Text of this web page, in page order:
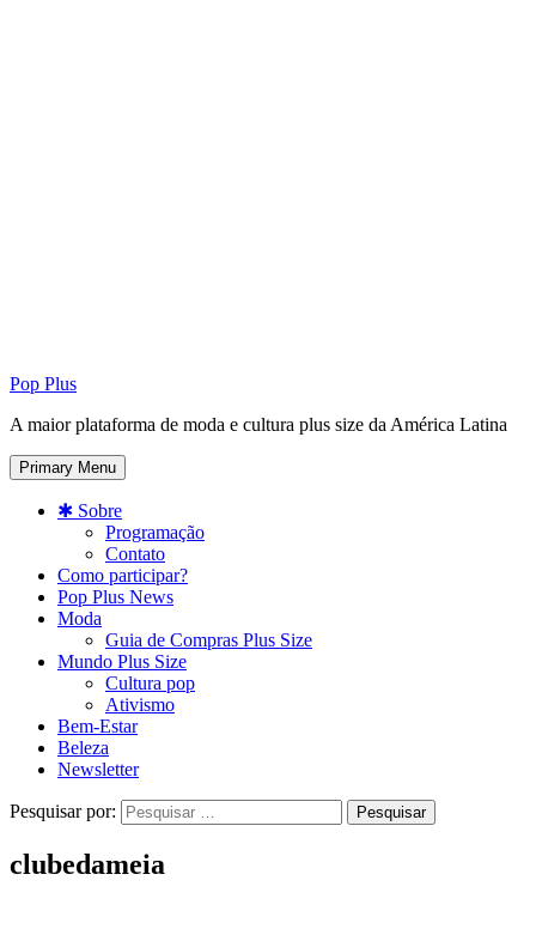
Pop Plus
A maior plataforma de moda e cultura plus size da América Latina
Primary Menu
✱ Sobre
Programação
Contato
Como participar?
Pop Plus News
Moda
Guia de Compras Plus Size
Mundo Plus Size
Cultura pop
Ativismo
Bem-Estar
Beleza
Newsletter
Pesquisar por:
clubedameia